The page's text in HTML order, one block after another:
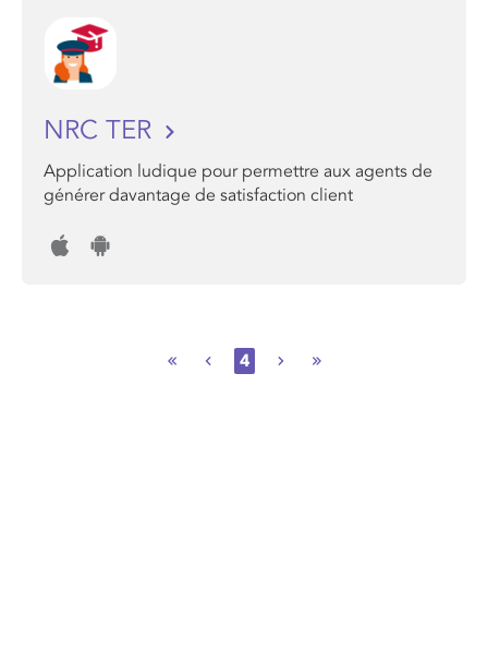
NRC TER
Application ludique pour permettre aux agents de
générer davantage de satisfaction client
4